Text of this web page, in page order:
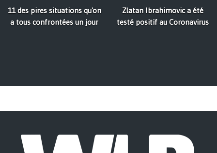
11 des pires situations qu'on
a tous confrontées un jour
Zlatan Ibrahimovic a été
testé positif au Coronavirus